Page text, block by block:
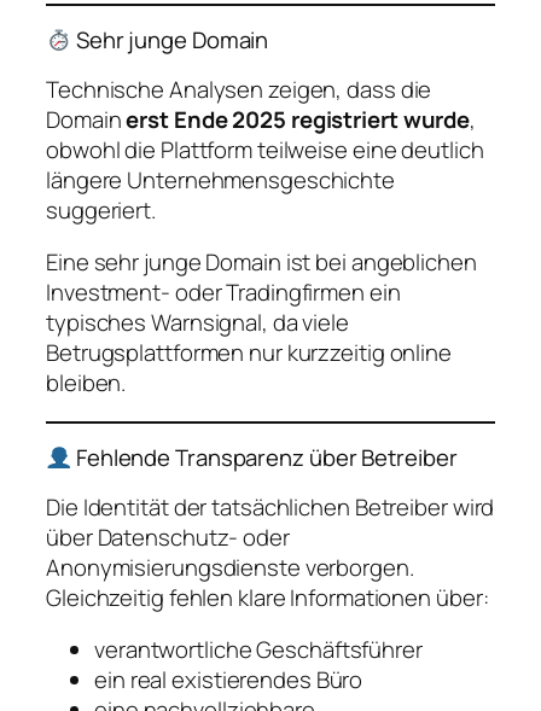
Sehr junge Domain
Technische Analysen zeigen, dass die
Domainerst Ende 2025 registriert wurde,
obwohl die Plattform teilweise eine deutlich
längere Unternehmensgeschichte
suggeriert.
Eine sehr junge Domain ist bei angeblichen
Investment- oder Tradingfirmen ein
typisches Warnsignal, da viele
Betrugsplattformen nur kurzzeitig online
bleiben.
Fehlende Transparenz über Betreiber
Die Identität der tatsächlichen Betreiber wird
über Datenschutz- oder
Anonymisierungsdienste verborgen.
Gleichzeitig fehlen klare Informationen über:
verantwortliche Geschäftsführer
ein real existierendes Büro